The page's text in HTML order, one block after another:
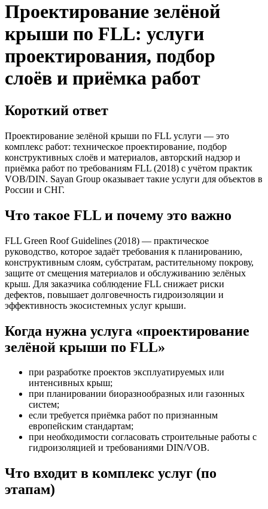
Проектирование зелёной
крыши по FLL: услуги
проектирования, подбор
слоёв и приёмка работ
Короткий ответ
Проектирование зелёной крыши по FLL услуги — это
комплекс работ: техническое проектирование, подбор
конструктивных слоёв и материалов, авторский надзор и
приёмка работ по требованиям FLL (2018) с учётом практик
VOB/DIN. Sayan Group оказывает такие услуги для объектов в
России и СНГ.
Что такое FLL и почему это важно
FLL Green Roof Guidelines (2018) — практическое
руководство, которое задаёт требования к планированию,
конструктивным слоям, субстратам, растительному покрову,
защите от смещения материалов и обслуживанию зелёных
крыш. Для заказчика соблюдение FLL снижает риски
дефектов, повышает долговечность гидроизоляции и
эффективность экосистемных услуг крыши.
Когда нужна услуга «проектирование
зелёной крыши по FLL»
при разработке проектов эксплуатируемых или
интенсивных крыш;
при планировании биоразнообразных или газонных
систем;
если требуется приёмка работ по признанным
европейским стандартам;
при необходимости согласовать строительные работы с
гидроизоляцией и требованиями DIN/VOB.
Что входит в комплекс услуг (по
этапам)